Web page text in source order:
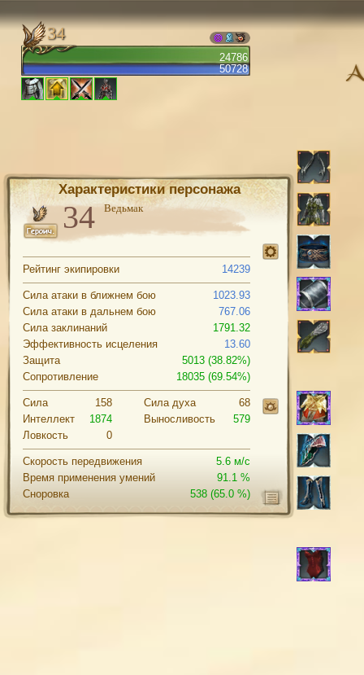
24786
50728
34
Характеристики персонажа
Ведьмак
Рейтинг экипировки 14239
Сила атаки в ближнем бою
1023.93
Сила атаки в дальнем бою
767.06
Сила заклинаний
1791.32
Эффективность исцеления
13.60
Защита
5013 (38.82%)
Сопротивление
18035 (69.54%)
Сила
158
Интеллект
1874
Ловкость
0
Cила духа
68
Выносливость
579
Скорость передвижения
5.6 м/с
Время применения умений
91.1 %
Сноровка
(65.0 %)
538